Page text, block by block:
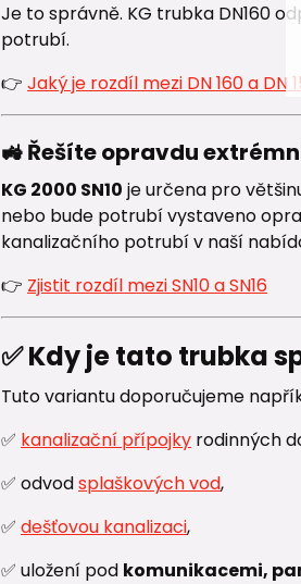
Je to správně. KG trubka DN160
potrubí.
👉 Jaký je rozdíl mezi DN 160 a DN
🚜 Řešíte opravdu
KG 2000 SN10 je určena pro
nebo bude potrubí vystaveno
kanalizačního potrubí v naší
👉 Zjistit rozdíl mezi SN10 a SN16
✅ Kdy je tato trubka
Tuto variantu doporučujeme
✅ kanalizační přípojkyrodinných
✅ odvodsplaškových vod,
✅ dešťovou kanalizaci,
✅ uložení pod komunikacemi,